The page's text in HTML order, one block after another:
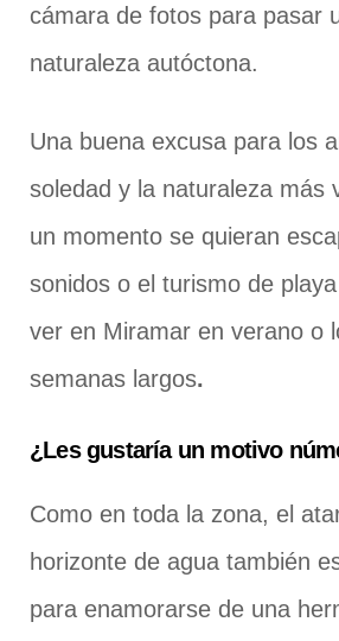
cámara de fotos para pasar
naturaleza autóctona.
Una buena excusa para los
soledad y la naturaleza más
un momento se quieran
sonidos o el turismo de
ver en Miramar en verano o
semanas largos.
¿Les gustaría un motivo
Como en toda la zona, el
horizonte de agua también
para enamorarse de una